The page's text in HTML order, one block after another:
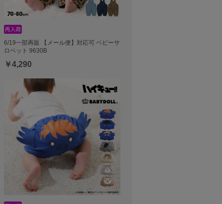
6/19一部再販 【メール便】対応可 ベビーサ
ロペット 9630B
￥4,290